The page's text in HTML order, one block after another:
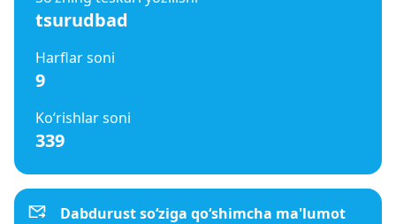
tsurudbad
Harflar soni
9
Ko‘rishlar soni
339
Dabdurust so‘ziga qo‘shimcha ma'lumot